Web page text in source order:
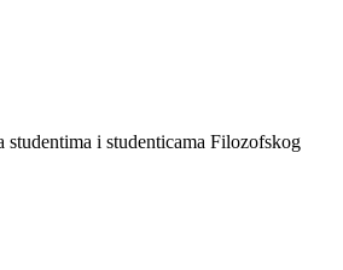
i studenticama Filozofskog